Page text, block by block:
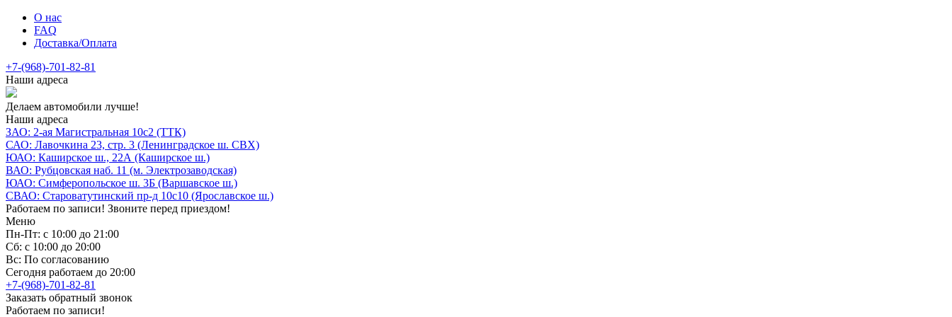
О нас
FAQ
Доставка/Оплата
+7-(968)-701-82-81
Наши адреса
Делаем автомобили лучше!
Наши адреса
ЗАО: 2-ая Магистральная 10с2 (ТТК)
САО: Лавочкина 23, стр. 3 (Ленинградское ш. СВХ)
ЮАО: Каширское ш., 22А (Каширское ш.)
ВАО: Рубцовская наб. 11 (м. Электрозаводская)
ЮАО: Симферопольское ш. 3Б (Варшавское ш.)
СВАО: Староватутинский пр-д 10с10 (Ярославское ш.)
Работаем по записи! Звоните перед приездом!
Меню
Пн-Пт: с 10:00 до 21:00
Сб: с 10:00 до 20:00
Вс: По согласованию
Сегодня работаем до 20:00
+7-(968)-701-82-81
Заказать обратный звонок
Работаем по записи!